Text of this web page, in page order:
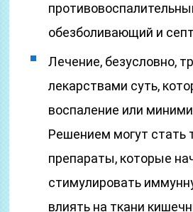
обезболивающий и
Лечение, безусловно,
лекарствами суть,
воспаление или
Решением могут стать
препараты, которые
стимулировать
влиять на ткани